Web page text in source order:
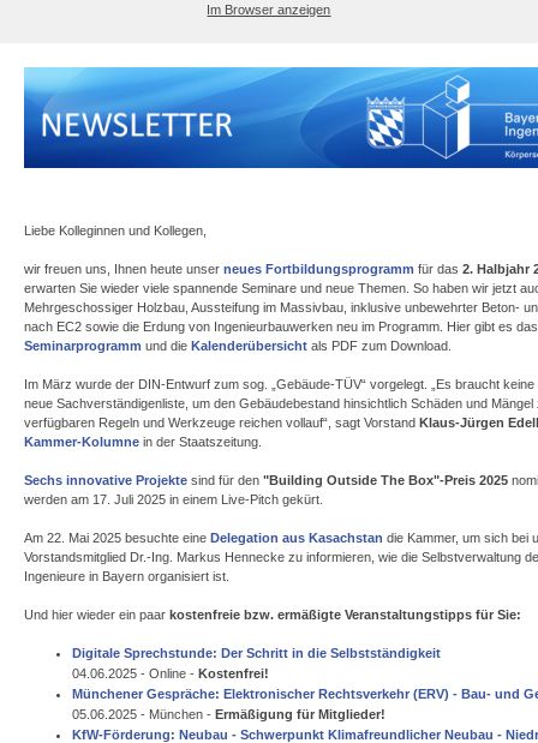
Im Browser anzeigen
Liebe Kolleginnen und Kollegen,
wir freuen uns, Ihnen heute unser neues Fortbildungsprogramm für das 2. Halbjahr
erwarten Sie wieder viele spannende Seminare und neue Themen. So haben wir jetzt
Mehrgeschossiger Holzbau, Aussteifung im Massivbau, inklusive unbewehrter Beton-
nach EC2 sowie die Erdung von Ingenieurbauwerken neu im Programm. Hier gibt es
Seminarprogramm und die Kalenderübersicht als PDF zum Download.
Im März wurde der DIN-Entwurf zum sog. „Gebäude-TÜV“ vorgelegt. „Es braucht
neue Sachverständigenliste, um den Gebäudebestand hinsichtlich Schäden und
verfügbaren Regeln und Werkzeuge reichen vollauf“, sagt Vorstand Klaus-Jürgen
Kammer-Kolumne in der Staatszeitung.
Sechs innovative Projekte sind für den "Building Outside The Box"-Preis 2025
werden am 17. Juli 2025 in einem Live-Pitch gekürt.
Am 22. Mai 2025 besuchte eine Delegation aus Kasachstan die Kammer, um sich bei
Vorstandsmitglied Dr.-Ing. Markus Hennecke zu informieren, wie die Selbstverwaltung
Ingenieure in Bayern organisiert ist.
Und hier wieder ein paar kostenfreie bzw. ermäßigte Veranstaltungstipps für Sie:
Digitale Sprechstunde: Der Schritt in die Selbstständigkeit
04.06.2025 - Online - Kostenfrei!
Münchener Gespräche: Elektronischer Rechtsverkehr (ERV) - Bau- und
05.06.2025 - München - Ermäßigung für Mitglieder!
KfW-Förderung: Neubau - Schwerpunkt Klimafreundlicher Neubau -